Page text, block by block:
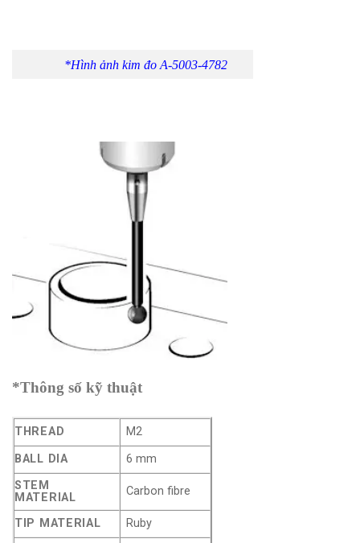
*Hình ảnh kim đo A-5003-4782
*Thông số kỹ thuật
THREAD
M2
BALL DIA
6 mm
STEM
MATERIAL
Carbon fibre
TIP MATERIAL Ruby